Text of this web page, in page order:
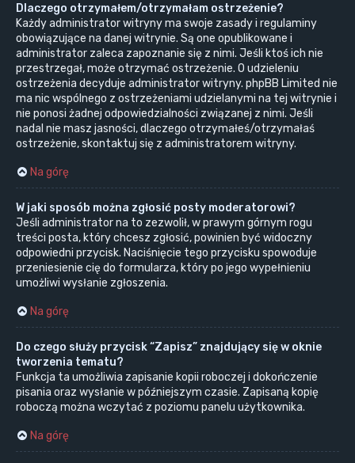
Dlaczego otrzymałem/otrzymałam ostrzeżenie?
Każdy administrator witryny ma swoje zasady i regulaminy
obowiązujące na danej witrynie. Są one opublikowane i
administrator zaleca zapoznanie się z nimi. Jeśli ktoś ich nie
przestrzegał, może otrzymać ostrzeżenie. O udzieleniu
ostrzeżenia decyduje administrator witryny. phpBB Limited nie
ma nic wspólnego z ostrzeżeniami udzielanymi na tej witrynie i
nie ponosi żadnej odpowiedzialności związanej z nimi. Jeśli
nadal nie masz jasności, dlaczego otrzymałeś/otrzymałaś
ostrzeżenie, skontaktuj się z administratorem witryny.
Na górę
W jaki sposób można zgłosić posty moderatorowi?
Jeśli administrator na to zezwolił, w prawym górnym rogu
treści posta, który chcesz zgłosić, powinien być widoczny
odpowiedni przycisk. Naciśnięcie tego przycisku spowoduje
przeniesienie cię do formularza, który po jego wypełnieniu
umożliwi wysłanie zgłoszenia.
Na górę
Do czego służy przycisk “Zapisz” znajdujący się w oknie
tworzenia tematu?
Funkcja ta umożliwia zapisanie kopii roboczej i dokończenie
pisania oraz wysłanie w późniejszym czasie. Zapisaną kopię
roboczą można wczytać z poziomu panelu użytkownika.
Na górę